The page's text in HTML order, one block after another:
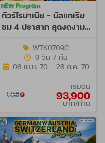
ทัวร์โรมาเนีย - บัลแกเรีย
ชม 4 ปราสาท สุดงดงาม
NEW Program
WTK0709C
9 วัน 7 คืน
08 เม.ย. 70 - 28 ต.ค. 70
เริ่มต้น
93,900
บาท/ท่าน